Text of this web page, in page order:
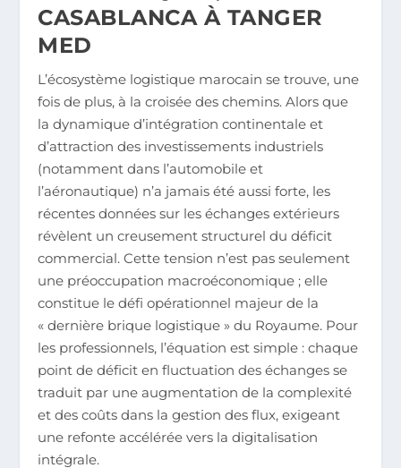
CASABLANCA À TANGER
MED
L’écosystème logistique marocain se trouve, une
fois de plus, à la croisée des chemins. Alors que
la dynamique d’intégration continentale et
d’attraction des investissements industriels
(notamment dans l’automobile et
l’aéronautique) n’a jamais été aussi forte, les
récentes données sur les échanges extérieurs
révèlent un creusement structurel du déficit
commercial. Cette tension n’est pas seulement
une préoccupation macroéconomique ; elle
constitue le défi opérationnel majeur de la
« dernière brique logistique » du Royaume. Pour
les professionnels, l’équation est simple : chaque
point de déficit en fluctuation des échanges se
traduit par une augmentation de la complexité
et des coûts dans la gestion des flux, exigeant
une refonte accélérée vers la digitalisation
intégrale.